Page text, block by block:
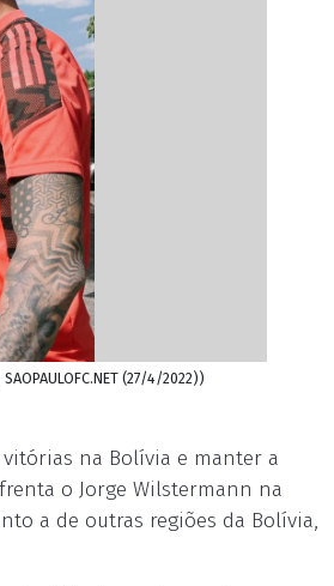
(27/4/2022))
na Bolívia e manter a
o Jorge Wilstermann na
a de outras regiões da Bolívia,